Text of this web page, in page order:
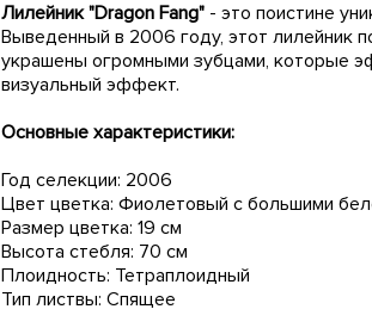
Лилейник "Dragon Fang"- это поистине
Выведенный в 2006 году, этот лилейник
украшены огромными зубцами, которые
визуальный эффект.
Основные характеристики:
Год селекции: 2006
Цвет цветка: Фиолетовый с большими
Размер цветка: 19 см
Высота стебля: 70 см
Плоидность: Тетраплоидный
Тип листвы: Спящее